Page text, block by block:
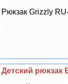
Рюкзак Grizzly
Детский рюкзак